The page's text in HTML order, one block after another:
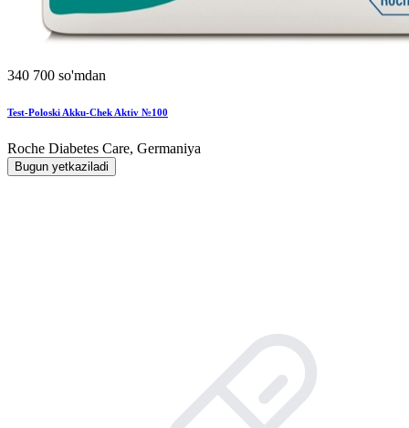
340 700 so'mdan
Test-Poloski Akku-Chek Aktiv №100
Roche Diabetes Care, Germaniya
Bugun yetkaziladi